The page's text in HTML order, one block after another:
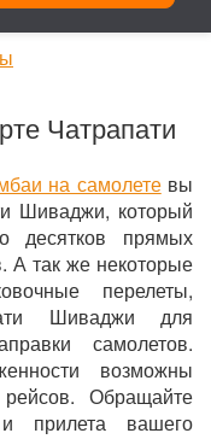
Чатрапати
на самолетевы
Шиваджи, который
десятков прямых
А так же некоторые
перелеты,
Шиваджи для
самолетов.
возможны
Обращайте
прилета вашего